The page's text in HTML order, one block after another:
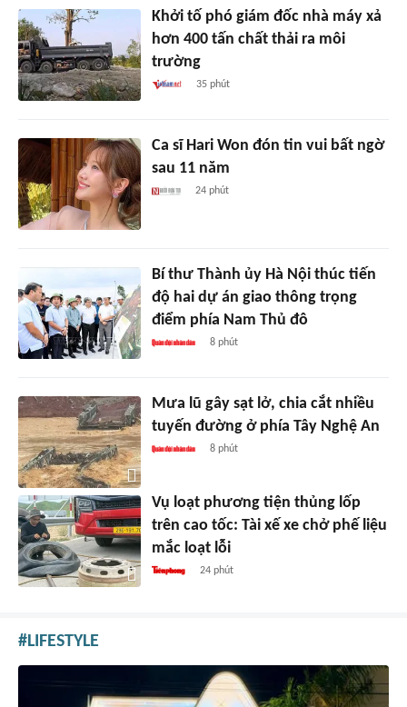
Khởi tố phó giám đốc nhà máy xả
hơn 400 tấn chất thải ra môi
trường
35 phút
Ca sĩ Hari Won đón tin vui bất ngờ
sau 11 năm
24 phút
Bí thư Thành ủy Hà Nội thúc tiến
độ hai dự án giao thông trọng
điểm phía Nam Thủ đô
8 phút
Mưa lũ gây sạt lở, chia cắt nhiều
tuyến đường ở phía Tây Nghệ An
8 phút
Vụ loạt phương tiện thủng lốp
trên cao tốc: Tài xế xe chở phế liệu
mắc loạt lỗi
24 phút
LIFESTYLE